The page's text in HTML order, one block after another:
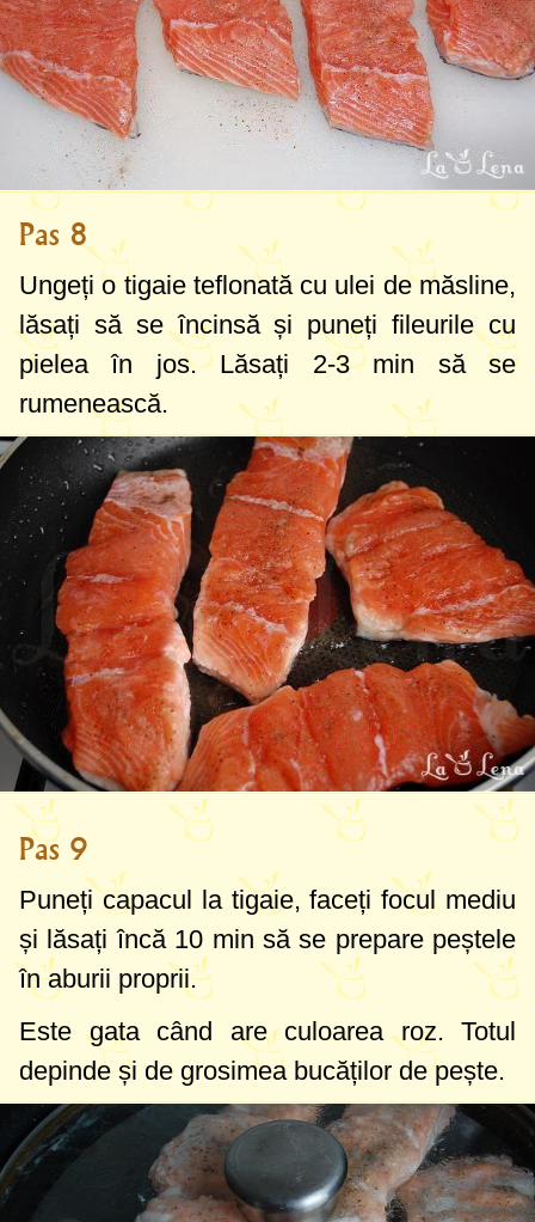
Pas 8
Ungeți o tigaie teflonată cu ulei de măsline,
lăsați să se încinsă și puneți fileurile cu
pielea în jos. Lăsați 2-3 min să se
rumenească.
Pas 9
Puneți capacul la tigaie, faceți focul mediu
și lăsați încă 10 min să se prepare peștele
în aburii proprii.
Este gata când are culoarea roz. Totul
depinde și de grosimea bucăților de pește.